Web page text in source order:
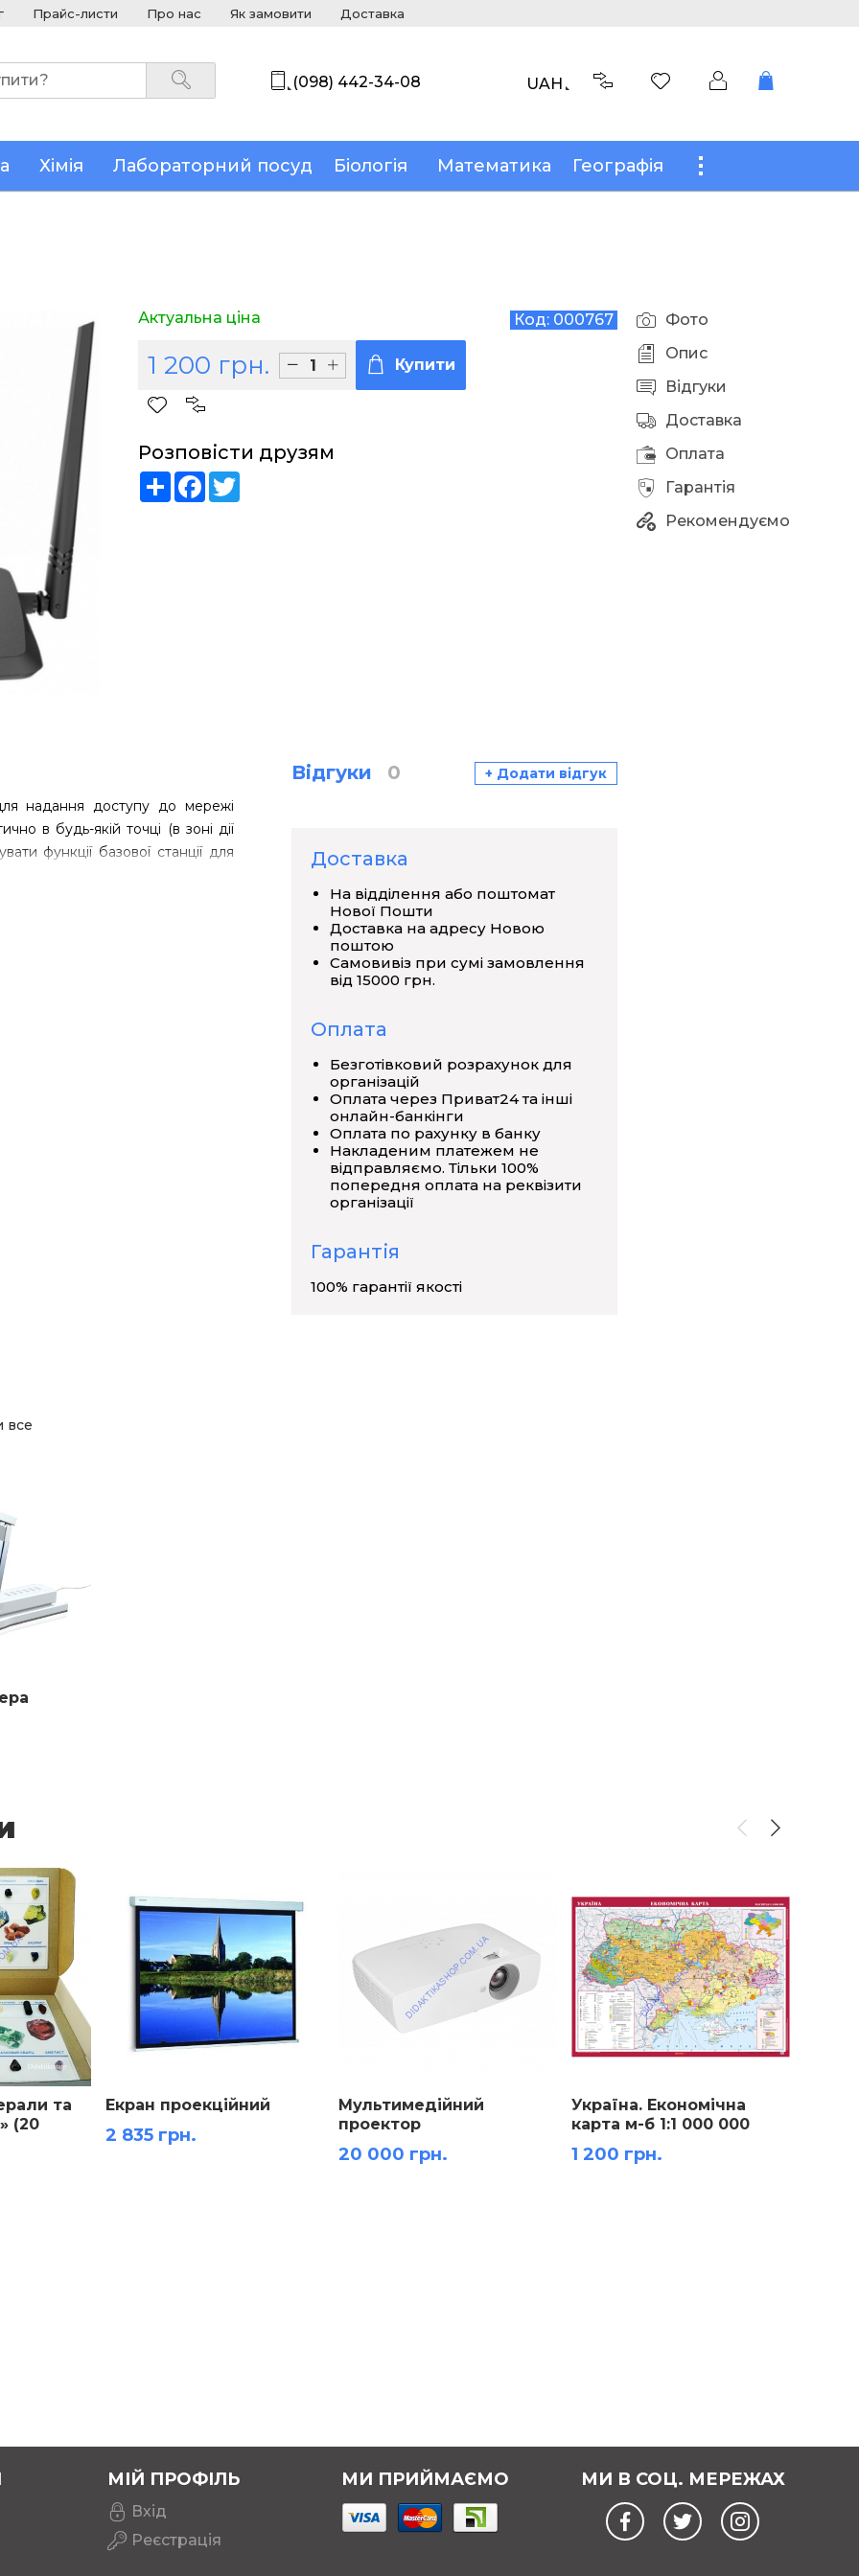
Прайс-листи Про нас Як замовити Доставка
(098) 442-34-08 UAH
Хімія Лабораторний посуд Біологія Математика Географія
Фото
Опис
Відгуки
Доставка
Оплата
Гарантія
Рекомендуємо
Код: 000767
Актуальна ціна
1 200 грн. Купити
Розповісти друзям
ShareFacebook
надання доступу до мережі
в будь-якій точці (в зоні дії
функції базової станції для
за стандартами 802.11b,
Відгуки 0 + Додати відгук
Доставка
На відділення або поштомат
Нової Пошти
Доставка на адресу Новою
поштою
Самовивіз при сумі замовлення
від 15000 грн.
Оплата
Безготівковий розрахунок для
організацій
Оплата через Приват24 та інші
онлайн-банкінги
Оплата по рахунку в банку
Накладеним платежем не
відправляємо. Тільки 100%
попередня оплата на реквізити
організації
Гарантія
100% гарантії якості
все
та
(20
Екран проекційний
2 835 грн.
Мультимедійний
проектор
20 000 грн.
Україна. Економічна
карта м-б 1:1 000 000
розмір 147х108 см
1 200 грн.
МІЙ ПРОФІЛЬ
Вхід
Реєстрація
МИ ПРИЙМАЄМО МИ В СОЦ. МЕРЕЖАХ